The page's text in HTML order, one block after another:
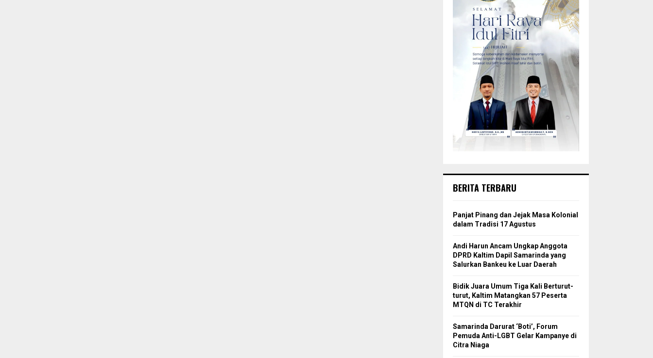
BERITA TERBARU
Panjat Pinang dan Jejak Masa Kolonial
dalam Tradisi 17 Agustus
Andi Harun Ancam Ungkap Anggota
DPRD Kaltim Dapil Samarinda yang
Salurkan Bankeu ke Luar Daerah
Bidik Juara Umum Tiga Kali Berturut-
turut, Kaltim Matangkan 57 Peserta
MTQN di TC Terakhir
Samarinda Darurat ‘Boti’, Forum
Pemuda Anti-LGBT Gelar Kampanye di
Citra Niaga